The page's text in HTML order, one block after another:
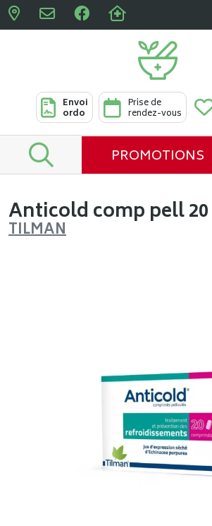
Envoi
ordo
Prise de
rendez-vous
PROMOTIONS
Anticold comp pell 20
TILMAN